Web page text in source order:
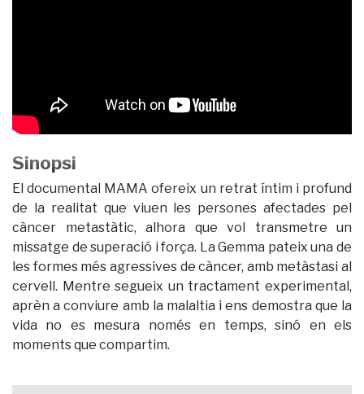
Sinopsi
El documental MAMA ofereix un retrat íntim i profund
de la realitat que viuen les persones afectades pel
càncer metastàtic, alhora que vol transmetre un
missatge de superació i força. La Gemma pateix una de
les formes més agressives de càncer, amb metàstasi al
cervell. Mentre segueix un tractament experimental,
aprèn a conviure amb la malaltia i ens demostra que la
vida no es mesura només en temps, sinó en els
moments que compartim.